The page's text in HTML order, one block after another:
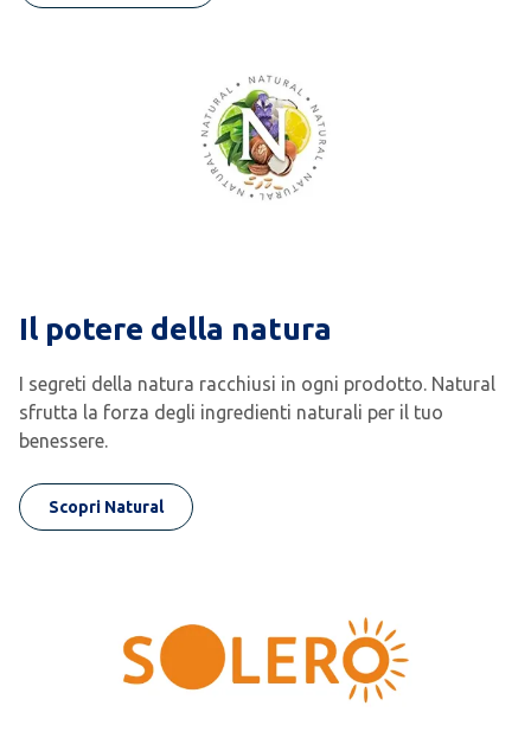
Il potere della natura
I segreti della natura racchiusi in ogni prodotto. Natural
sfrutta la forza degli ingredienti naturali per il tuo
benessere.
Scopri Natural